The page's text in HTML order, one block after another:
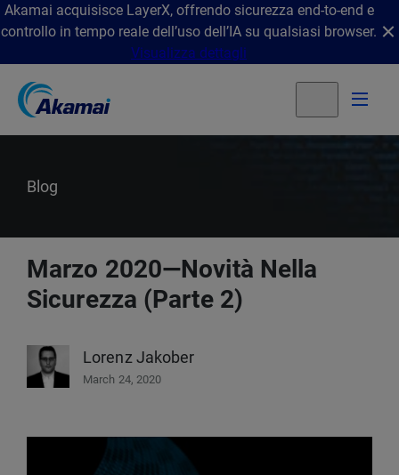
Akamai acquisisce LayerX, offrendo sicurezza end-to-end e
controllo in tempo reale dell’uso dell’IA su qualsiasi browser.
Visualizza dettagli
Blog
Marzo 2020—Novità Nella
Sicurezza (Parte 2)
Lorenz Jakober
March 24, 2020